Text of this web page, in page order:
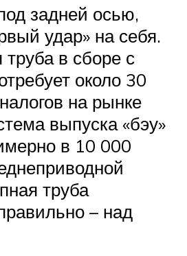
задней осью,
удар» на себя.
в сборе с
около 30
на рынке
выпуска «бэу»
в 10 000
труба
– над